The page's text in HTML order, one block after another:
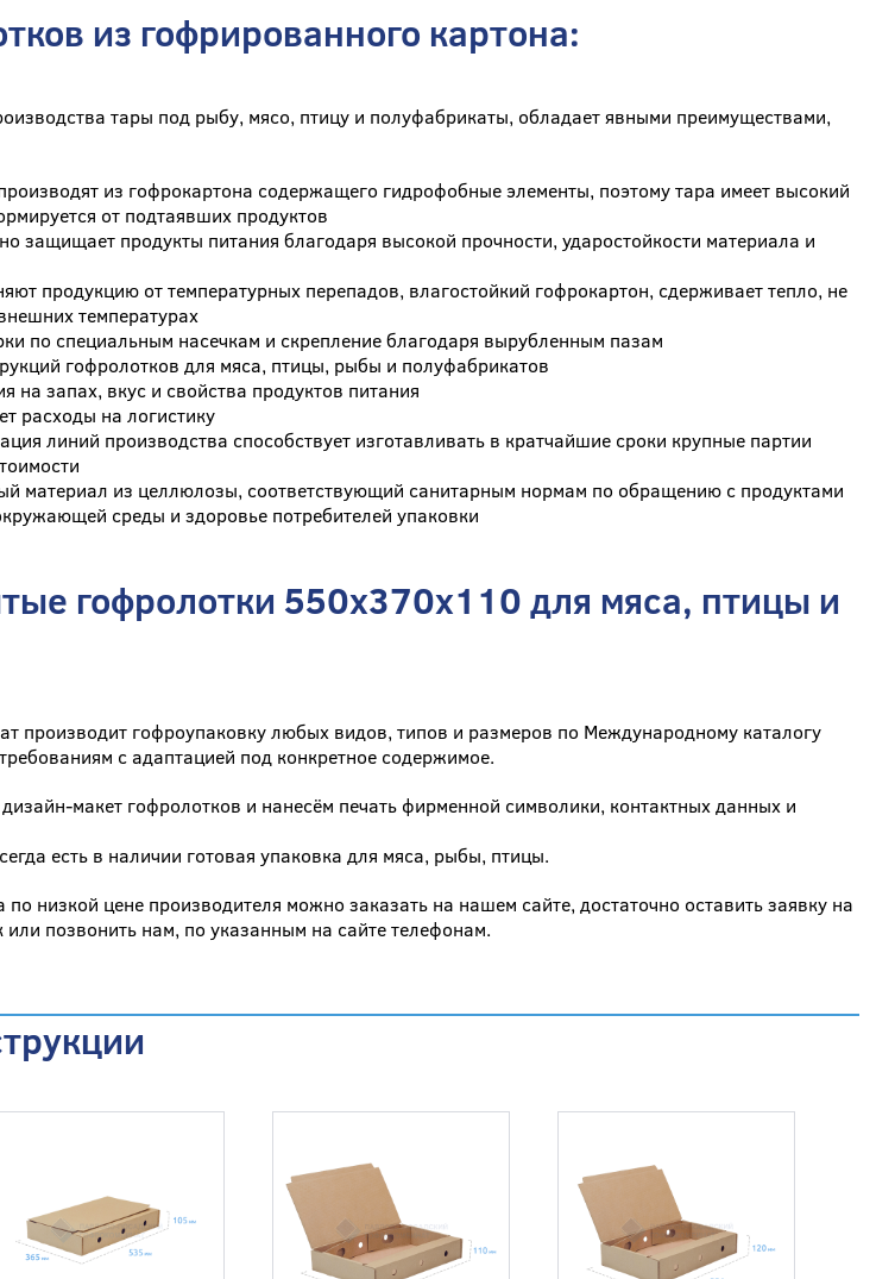
из гофрированного картона:
тары под рыбу, мясо, птицу и полуфабрикаты, обладает явными преимуществами,
из гофрокартона содержащего гидрофобные элементы, поэтому тара имеет высокий
от подтаявших продуктов
защищает продукты питания благодаря высокой прочности, ударостойкости материала и
продукцию от температурных перепадов, влагостойкий гофрокартон, сдерживает тепло, не
температурах
по специальным насечкам и скрепление благодаря вырубленным пазам
гофролотков для мяса, птицы, рыбы и полуфабрикатов
на запах, вкус и свойства продуктов питания
расходы на логистику
линий производства способствует изготавливать в кратчайшие сроки крупные партии
материал из целлюлозы, соответствующий санитарным нормам по обращению с продуктами
среды и здоровье потребителей упаковки
гофролотки 550x370x110 для мяса, птицы и
производит гофроупаковку любых видов, типов и размеров по Международному каталогу
с адаптацией под конкретное содержимое.
макет гофролотков и нанесём печать фирменной символики, контактных данных и
есть в наличии готовая упаковка для мяса, рыбы, птицы.
низкой цене производителя можно заказать на нашем сайте, достаточно оставить заявку на
или позвонить нам, по указанным на сайте телефонам.